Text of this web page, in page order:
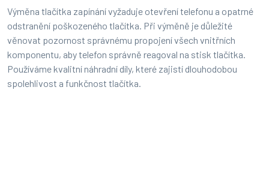
Výměna tlačítka zapínání vyžaduje otevření telefonu a opatrné
odstranění poškozeného tlačítka. Při výměně je důležité
věnovat pozornost správnému propojení všech vnitřních
komponentu, aby telefon správně reagoval na stisk tlačítka.
Používáme kvalitní náhradní díly, které zajistí dlouhodobou
spolehlivost a funkčnost tlačítka.